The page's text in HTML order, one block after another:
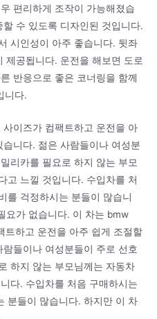
편리하게 조작이 가능해졌습
수 있도록 디자인된 것입니다.
시인성이 아주 좋습니다. 뒷좌
제공됩니다. 운전을 해보면 도로
반응으로 좋은 코너링을 함께
니다.
이즈가 컴팩트하고 운전을 아
니다. 젊은 사람들이나 여성분
리카를 필요로 하지 않는 부모
고 느낄 것입니다. 수입차를 처
를 걱정하시는 분들이 많습니
요가 없습니다. 이 차는 bmw
트하고 운전을 아주 쉽게 조절할
들이나 여성분들이 주로 선호
하지 않는 부모님께는 자동차
다. 수입차를 처음 구매하시는
분들이 많습니다. 하지만 이 차